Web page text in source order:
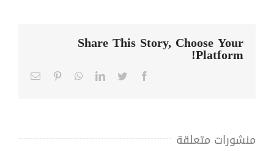
Share This Story, Choose Your
Platform!
Facebook
Twitter
LinkedIn
WhatsApp
Pinterest
Email
منشورات متعلقة